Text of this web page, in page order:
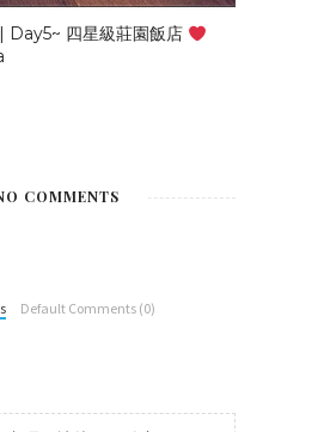
Day5~ 四星級莊園飯店
COMMENTS
Default Comments (0)